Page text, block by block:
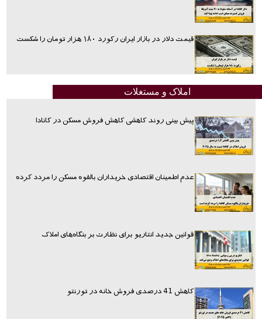
قیمت دلار در بازار ایران رکورد ۱۸۰ هزار تومان را شکست
املاک و مستغلات
پیش بینی روند کاهشی کاهش فروش مسکن در کانادا
عدم اطمینان اقتصادی خریداران بالقوه مسکن را مردد کرده
قوانین جدید انتاریو برای نظارت بر بنگاه‌های املاک
کاهش 41 درصدی فروش خانه در تورنتو